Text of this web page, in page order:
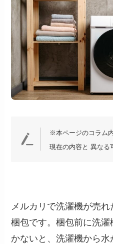
※本ページのコラム
現在の内容と 異なる
メルカリで洗濯機が売
梱包です。梱包前に洗
かないと、洗濯機から